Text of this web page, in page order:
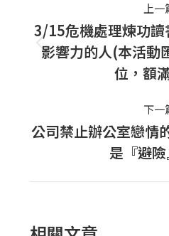
navigation
上一
3/15危機處理煉功
影響力的人(本活動
位，額
下一
公司禁止辦公室戀情
是『避險